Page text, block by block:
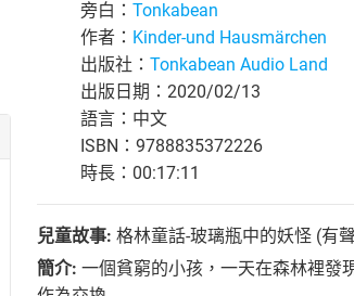
旁白： Tonkabean
作者： Kinder-und Hausmärchen
出版社： Tonkabean Audio Land
出版日期：2020/02/13
語言：中文
ISBN：9788835372226
時長：00:17:11
兒童故事: 格林童話-玻璃瓶中的妖怪 (有
簡介: 一個貧窮的小孩，一天在森林裡發